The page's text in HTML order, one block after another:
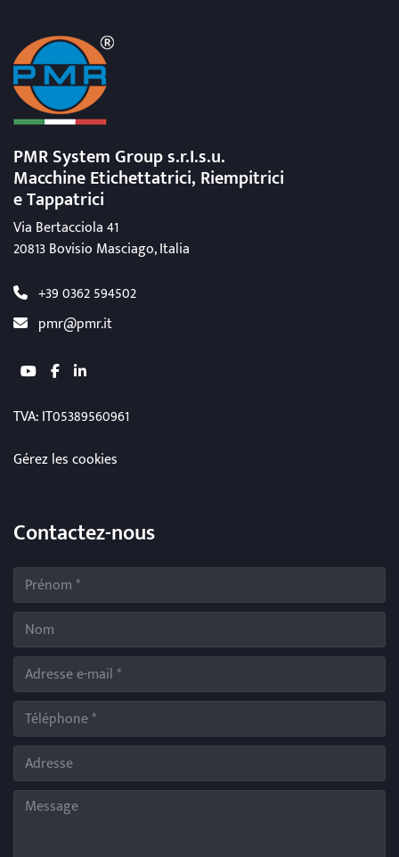
PMR System Group s.r.I.s.u.
Macchine Etichettatrici, Riempitrici
e Tappatrici
Via Bertacciola 41
20813 Bovisio Masciago, Italia
+39 0362 594502
pmr@pmr.it
youtubefacebooklinkedin
TVA: IT05389560961
Gérez les cookies
Contactez-nous